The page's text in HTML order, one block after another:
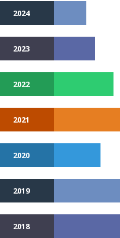
2024
2023
2022
2021
2020
2019
2018